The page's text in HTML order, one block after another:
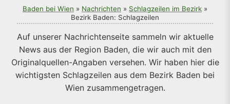
Baden bei Wien » Nachrichten » Schlagzeilen im Bezirk »
Bezirk Baden: Schlagzeilen
Auf unserer Nachrichtenseite sammeln wir aktuelle
News aus der Region Baden, die wir auch mit den
Originalquellen-Angaben versehen. Wir haben hier die
wichtigsten Schlagzeilen aus dem Bezirk Baden bei
Wien zusammengetragen.